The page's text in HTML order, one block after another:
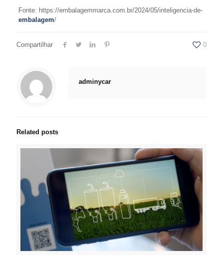
Fonte: https://embalagemmarca.com.br/2024/05/inteligencia-de-
embalagem/
Compartilhar 0
adminycar
Related posts